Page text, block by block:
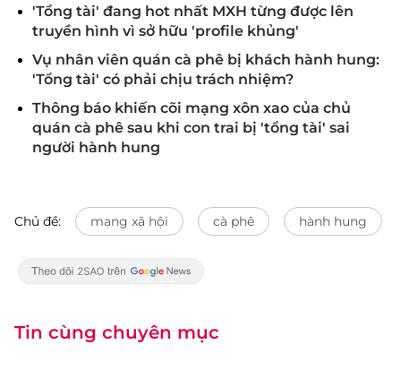
'Tổng tài' đang hot nhất MXH từng được lên
truyền hình vì sở hữu 'profile khủng'
Vụ nhân viên quán cà phê bị khách hành hung:
'Tổng tài' có phải chịu trách nhiệm?
Thông báo khiến cõi mạng xôn xao của chủ
quán cà phê sau khi con trai bị 'tổng tài' sai
người hành hung
Chủ đề: mạng xã hội cà phê hành hung
Tin cùng chuyên mục